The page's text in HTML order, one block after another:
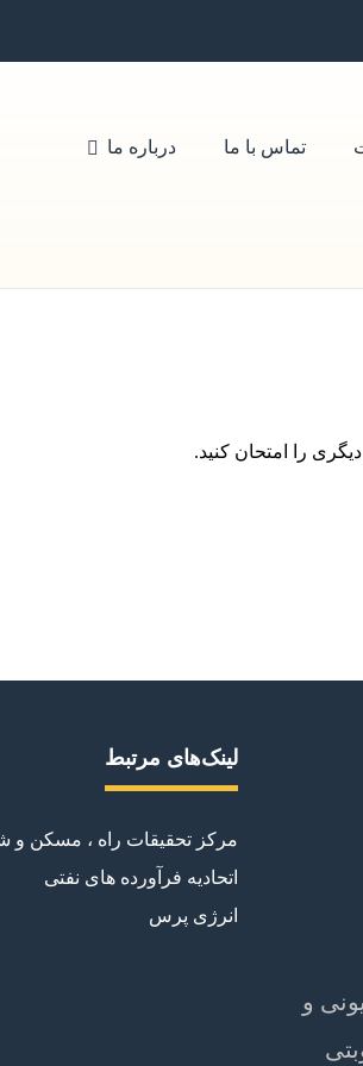
تماس با ما درباره ما
را امتحان کنید.
و
لینک‌های مرتبط
مرکز تحقیقات راه ، مسکن و
اتحادیه فرآورده های نفتی
انرژی پرس